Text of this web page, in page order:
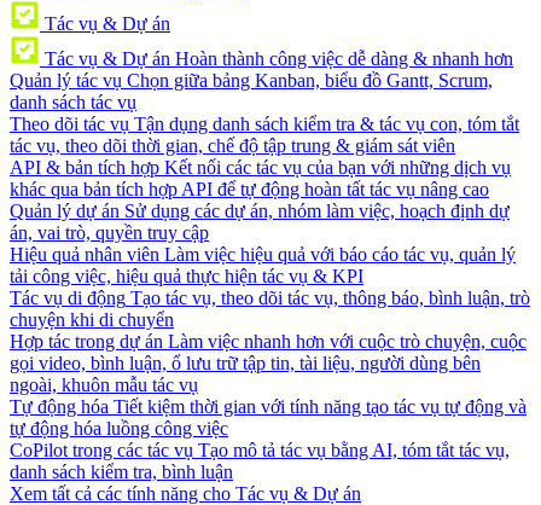
Tác vụ & Dự án
Tác vụ & Dự án Hoàn thành công việc dễ dàng & nhanh hơn
Quản lý tác vụ Chọn giữa bảng Kanban, biểu đồ Gantt, Scrum,
danh sách tác vụ
Theo dõi tác vụ Tận dụng danh sách kiểm tra & tác vụ con, tóm tắt
tác vụ, theo dõi thời gian, chế độ tập trung & giám sát viên
API & bản tích hợp Kết nối các tác vụ của bạn với những dịch vụ
khác qua bản tích hợp API để tự động hoàn tất tác vụ nâng cao
Quản lý dự án Sử dụng các dự án, nhóm làm việc, hoạch định dự
án, vai trò, quyền truy cập
Hiệu quả nhân viên Làm việc hiệu quả với báo cáo tác vụ, quản lý
tải công việc, hiệu quả thực hiện tác vụ & KPI
Tác vụ di động Tạo tác vụ, theo dõi tác vụ, thông báo, bình luận, trò
chuyện khi di chuyển
Hợp tác trong dự án Làm việc nhanh hơn với cuộc trò chuyện, cuộc
gọi video, bình luận, ổ lưu trữ tập tin, tài liệu, người dùng bên
ngoài, khuôn mẫu tác vụ
Tự động hóa Tiết kiệm thời gian với tính năng tạo tác vụ tự động và
tự động hóa luồng công việc
CoPilot trong các tác vụ Tạo mô tả tác vụ bằng AI, tóm tắt tác vụ,
danh sách kiểm tra, bình luận
Xem tất cả các tính năng cho Tác vụ & Dự án